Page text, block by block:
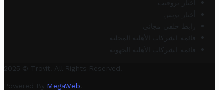
أخبار تروفيت
أخبار تونس
رابط خلفي مجاني
قائمة الشركات الأهلية المحلية
قائمة الشركات الأهلية الجهوية
2025 © Trovit. All Rights Reserved.
Powered By MegaWeb